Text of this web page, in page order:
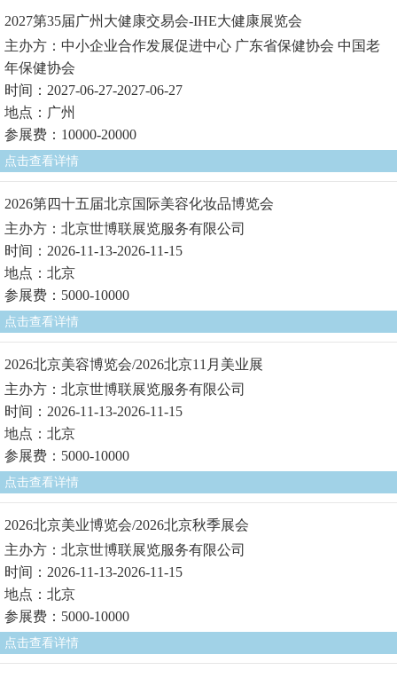
2027第35届广州大健康交易会-IHE大健康展览会
主办方：中小企业合作发展促进中心 广东省保健协会 中国老
年保健协会
时间：2027-06-27-2027-06-27
地点：广州
参展费：10000-20000
点击查看详情
2026第四十五届北京国际美容化妆品博览会
主办方：北京世博联展览服务有限公司
时间：2026-11-13-2026-11-15
地点：北京
参展费：5000-10000
点击查看详情
2026北京美容博览会/2026北京11月美业展
主办方：北京世博联展览服务有限公司
时间：2026-11-13-2026-11-15
地点：北京
参展费：5000-10000
点击查看详情
2026北京美业博览会/2026北京秋季展会
主办方：北京世博联展览服务有限公司
时间：2026-11-13-2026-11-15
地点：北京
参展费：5000-10000
点击查看详情